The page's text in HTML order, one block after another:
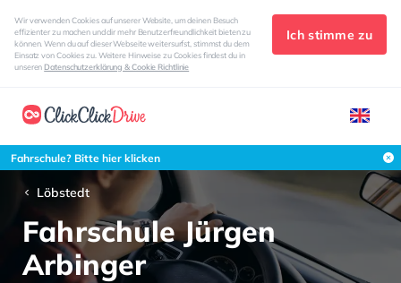
Wir verwenden Cookies auf unserer Website, um deinen Besuch
effizienter zu machen und dir mehr Benutzerfreundlichkeit bieten zu
können. Wenn du auf dieser Webseite weitersurfst, stimmst du dem
Einsatz von Cookies zu. Weitere Hinweise zu Cookies findest du in
unserenDatenschutzerklärung & Cookie Richtlinie
Ich stimme zu
Fahrschule? Bitte hier klicken
Löbstedt
Fahrschule Jürgen
Arbinger